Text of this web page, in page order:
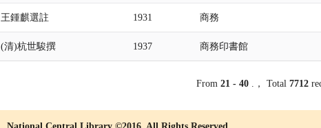
王鍾麒選註 1931 商務
(清)杭世駿撰 1937 商務印書館
From21 - 40 .， Total7712